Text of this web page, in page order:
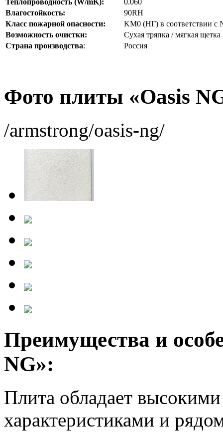
Влагостойкость:
90RH
Класс пожарной опасности:
KM0 (НГ) в соответствии с
Возможность очистки:
Cухая тряпка / мягкая щетка
Страна производства: Россия
Фото плиты «Oasis
/armstrong/oasis-ng/
Преимущества и
NG»:
Плита обладает
характеристиками и